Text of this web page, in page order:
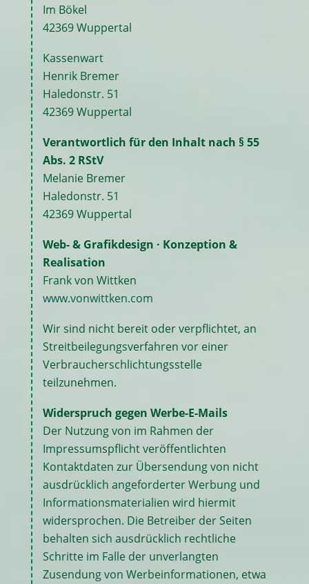
Im Bökel
42369 Wuppertal
Kassenwart
Henrik Bremer
Haledonstr. 51
42369 Wuppertal
Verantwortlich für den Inhalt nach § 55
Abs. 2 RStV
Melanie Bremer
Haledonstr. 51
42369 Wuppertal
Web- & Grafikdesign · Konzeption &
Realisation
Frank von Wittken
www.vonwittken.com
Wir sind nicht bereit oder verpflichtet, an
Streitbeilegungsverfahren vor einer
Verbraucherschlichtungsstelle
teilzunehmen.
Widerspruch gegen Werbe-E-Mails
Der Nutzung von im Rahmen der
Impressumspflicht veröffentlichten
Kontaktdaten zur Übersendung von nicht
ausdrücklich angeforderter Werbung und
Informationsmaterialien wird hiermit
widersprochen. Die Betreiber der Seiten
behalten sich ausdrücklich rechtliche
Schritte im Falle der unverlangten
Zusendung von Werbeinformationen, etwa